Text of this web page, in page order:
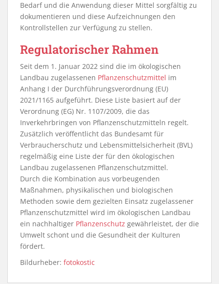
Bedarf und die Anwendung dieser Mittel sorgfältig zu
dokumentieren und diese Aufzeichnungen den
Kontrollstellen zur Verfügung zu stellen.
Regulatorischer Rahmen
Seit dem 1. Januar 2022 sind die im ökologischen
Landbau zugelassenen Pflanzenschutzmittel im
Anhang I der Durchführungsverordnung (EU)
2021/1165 aufgeführt. Diese Liste basiert auf der
Verordnung (EG) Nr. 1107/2009, die das
Inverkehrbringen von Pflanzenschutzmitteln regelt.
Zusätzlich veröffentlicht das Bundesamt für
Verbraucherschutz und Lebensmittelsicherheit (BVL)
regelmäßig eine Liste der für den ökologischen
Landbau zugelassenen Pflanzenschutzmittel.
Durch die Kombination aus vorbeugenden
Maßnahmen, physikalischen und biologischen
Methoden sowie dem gezielten Einsatz zugelassener
Pflanzenschutzmittel wird im ökologischen Landbau
ein nachhaltiger Pflanzenschutz gewährleistet, der die
Umwelt schont und die Gesundheit der Kulturen
fördert.
Bildurheber: fotokostic